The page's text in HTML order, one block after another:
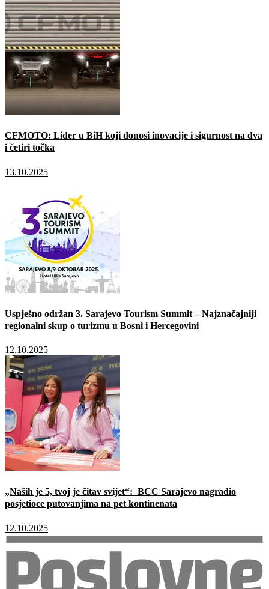
CFMOTO: Lider u BiH koji donosi inovacije i sigurnost na dva
i četiri točka
13.10.2025
Uspješno održan 3. Sarajevo Tourism Summit – Najznačajniji
regionalni skup o turizmu u Bosni i Hercegovini
12.10.2025
„Naših je 5, tvoj je čitav svijet“: BCC Sarajevo nagradio
posjetioce putovanjima na pet kontinenata
12.10.2025